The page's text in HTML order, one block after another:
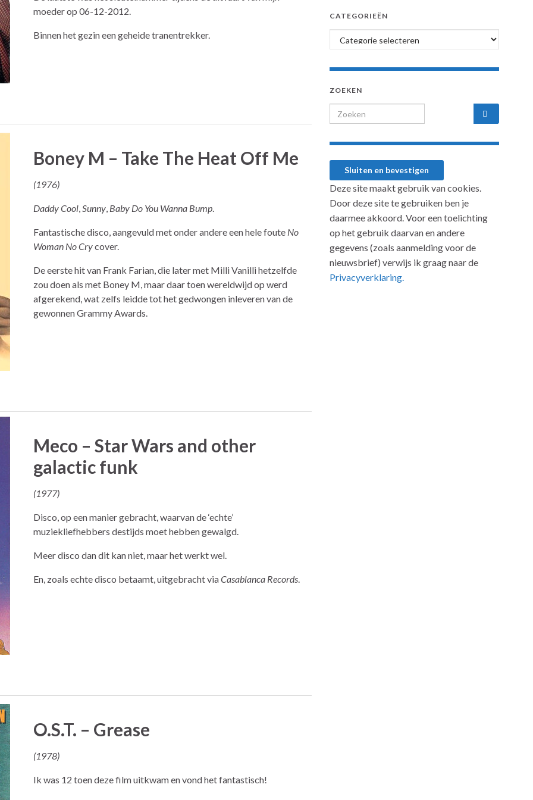
moeder op 06-12-2012.
Binnen het gezin een geheide tranentrekker.
Boney M – Take The Heat Off Me
(1976)
Daddy Cool,Sunny, Baby Do You Wanna Bump.
Fantastische disco, aangevuld met onder andere een hele foute No
Woman No Crycover.
De eerste hit van Frank Farian, die later met Milli Vanilli hetzelfde
zou doen als met Boney M, maar daar toen wereldwijd op werd
afgerekend, wat zelfs leidde tot het gedwongen inleveren van de
gewonnen Grammy Awards.
Meco – Star Wars and other
galactic funk
(1977)
Disco, op een manier gebracht, waarvan de ‘echte’
muziekliefhebbers destijds moet hebben gewalgd.
Meer disco dan dit kan niet, maar het werkt wel.
En, zoals echte disco betaamt, uitgebracht viaCasablanca Records.
O.S.T. – Grease
(1978)
Ik was 12 toen deze film uitkwam en vond het fantastisch!
CATEGORIEËN
Categorieën
ZOEKEN
Search for:
Deze site maakt gebruik van cookies.
Door deze site te gebruiken ben je
daarmee akkoord. Voor een toelichting
op het gebruik daarvan en andere
gegevens (zoals aanmelding voor de
nieuwsbrief) verwijs ik graag naar de
Privacyverklaring.